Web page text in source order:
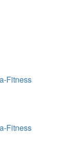
Fitness
Fitness